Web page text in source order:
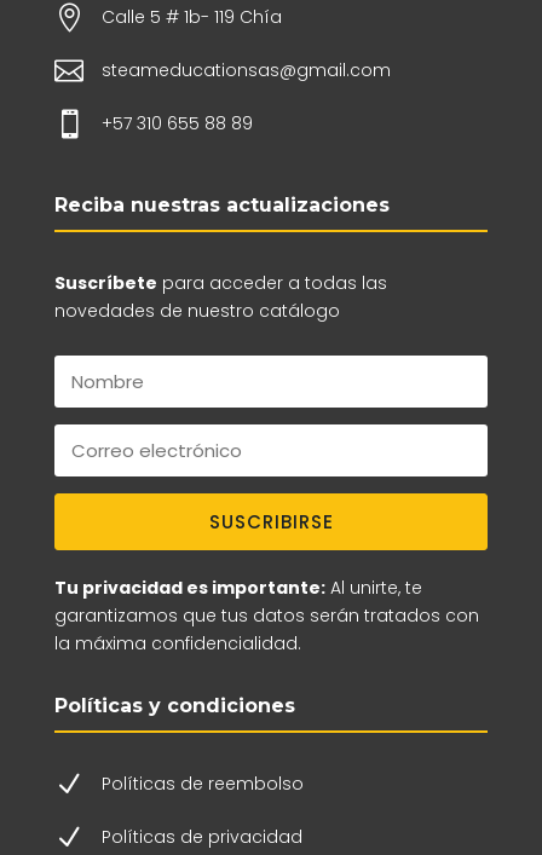
 Calle 5 # 1b- 119 Chía
 steameducationsas@gmail.com
 +57 310 655 88 89
Reciba nuestras actualizaciones
Suscríbete para acceder a todas las
novedades de nuestro catálogo
SUSCRIBIRSE
Tu privacidad es importante:Al unirte, te
garantizamos que tus datos serán tratados con
la máxima confidencialidad.
Políticas y condiciones
N Políticas de reembolso
N Políticas de privacidad